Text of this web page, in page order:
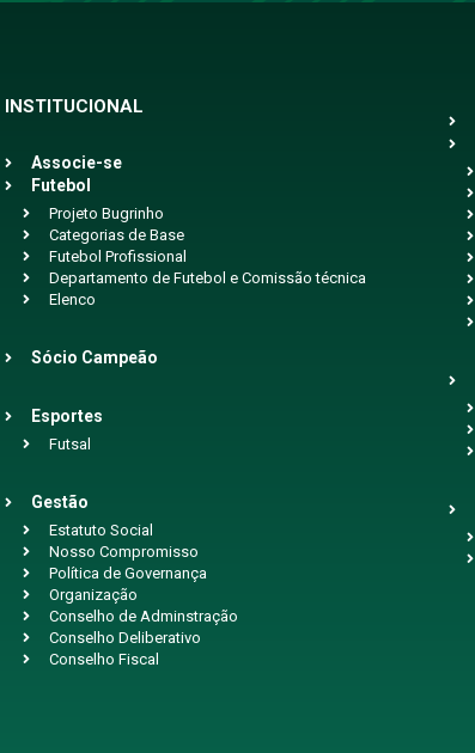
INSTITUCIONAL
Associe-se
Futebol
Projeto Bugrinho
Categorias de Base
Futebol Profissional
Departamento de Futebol e Comissão técnica
Elenco
Sócio Campeão
Esportes
Futsal
Gestão
Estatuto Social
Nosso Compromisso
Política de Governança
Organização
Conselho de Adminstração
Conselho Deliberativo
Conselho Fiscal